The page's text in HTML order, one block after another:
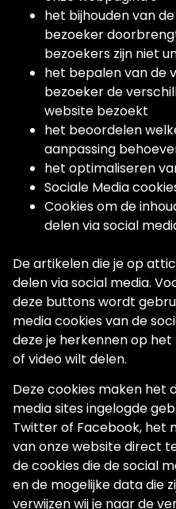
het bijhouden van
bezoeker
bezoekers zijn niet
het bepalen van de
bezoeker de
website bezoekt
het beoordelen
aanpassing
het optimaliseren
Sociale Media
Cookies om de
delen via social
De artikelen die je op
delen via social media.
deze buttons wordt
media cookies van de
deze je herkennen op
of video wilt delen.
Deze cookies maken het
media sites ingelogde
Twitter of Facebook, het
van onze website direct
de cookies die de social
en de mogelijke data die
verwijzen wij je naar de